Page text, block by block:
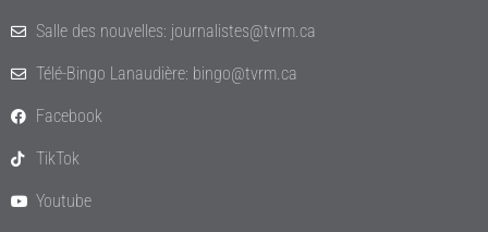
Salle des nouvelles: journalistes@tvrm.ca
Télé-Bingo Lanaudière: bingo@tvrm.ca
Facebook
TikTok
Youtube